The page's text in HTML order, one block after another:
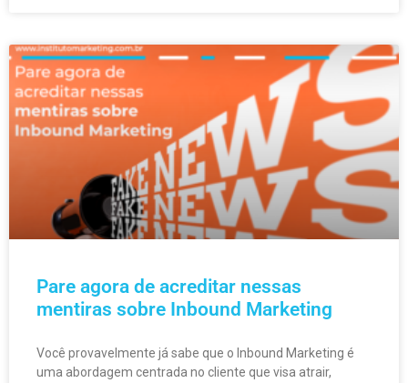
Pare agora de acreditar nessas
mentiras sobre Inbound Marketing
Você provavelmente já sabe que o Inbound Marketing é
uma abordagem centrada no cliente que visa atrair,